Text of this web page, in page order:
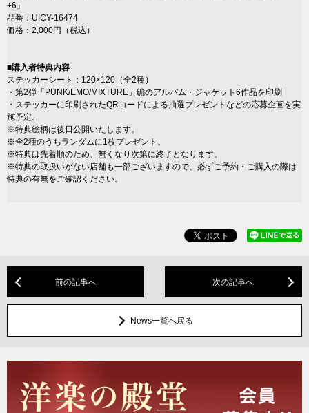
+6』
品番：UICY-16474
価格：2,000円（税込）
■購入者特典内容
ステッカーシート：120×120（全2種）
・第2弾「PUNK/EMO/MIXTURE」編のアルバム・ジャケット6作品を印刷
・ステッカーに印刷されたQRコードによる抽選プレゼントなどの応募企画を実
施予定。
※特典絵柄は後日公開いたします。
※全2種のうちランダムに1枚プレゼント。
※特典は先着順のため、無くなり次第に終了となります。
※特典の取扱いがない店舗も一部ございますので、必ずご予約・ご購入の際は
特典の有無をご確認ください。
前の記事へ 次の記事へ
News一覧へ戻る